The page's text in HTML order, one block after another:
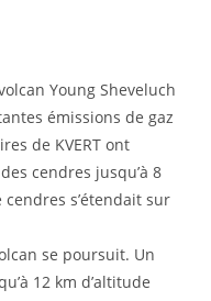
Young Sheveluch
émissions de gaz
de KVERT ont
cendres jusqu’à 8
s’étendait sur
se poursuit. Un
12 km d’altitude